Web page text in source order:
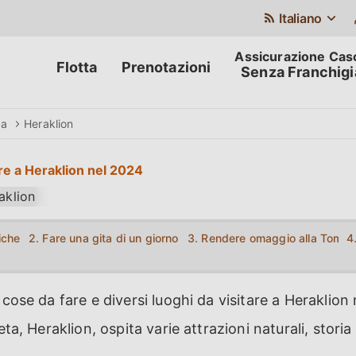
Italiano
Flotta Prenotazioni Senza
Heraklion
a Heraklion nel 2024
Mura Veneziane
2. Fare una gita di un giorno a Matala3. Rendere omaggio alla
da fare e diversi luoghi da visitare a Heraklion
Heraklion, ospita varie attrazioni naturali, storia